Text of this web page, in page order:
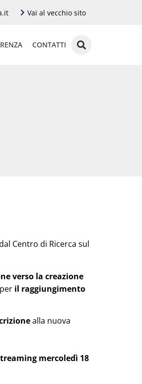
Vai al vecchio sito
CONTATTI
Centro di Ricerca sul
verso la creazione
il raggiungimento
alla nuova
mercoledì 18